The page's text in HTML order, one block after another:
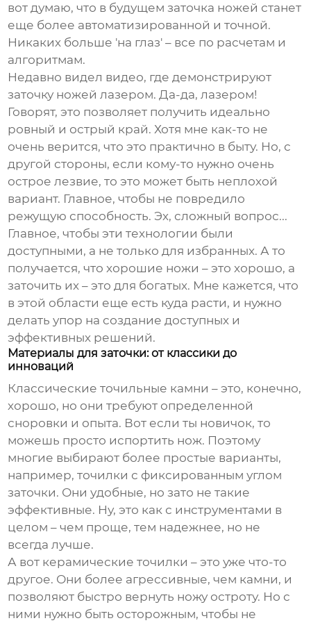
вот думаю, что в будущем заточка ножей станет
еще более автоматизированной и точной.
Никаких больше 'на глаз' – все по расчетам и
алгоритмам.
Недавно видел видео, где демонстрируют
заточку ножей лазером. Да-да, лазером!
Говорят, это позволяет получить идеально
ровный и острый край. Хотя мне как-то не
очень верится, что это практично в быту. Но, с
другой стороны, если кому-то нужно очень
острое лезвие, то это может быть неплохой
вариант. Главное, чтобы не повредило
режущую способность. Эх, сложный вопрос...
Главное, чтобы эти технологии были
доступными, а не только для избранных. А то
получается, что хорошие ножи – это хорошо, а
заточить их – это для богатых. Мне кажется, что
в этой области еще есть куда расти, и нужно
делать упор на создание доступных и
эффективных решений.
Материалы для заточки: от классики до
инноваций
Классические точильные камни – это, конечно,
хорошо, но они требуют определенной
сноровки и опыта. Вот если ты новичок, то
можешь просто испортить нож. Поэтому
многие выбирают более простые варианты,
например, точилки с фиксированным углом
заточки. Они удобные, но зато не такие
эффективные. Ну, это как с инструментами в
целом – чем проще, тем надежнее, но не
всегда лучше.
А вот керамические точилки – это уже что-то
другое. Они более агрессивные, чем камни, и
позволяют быстро вернуть ножу остроту. Но с
ними нужно быть осторожным, чтобы не